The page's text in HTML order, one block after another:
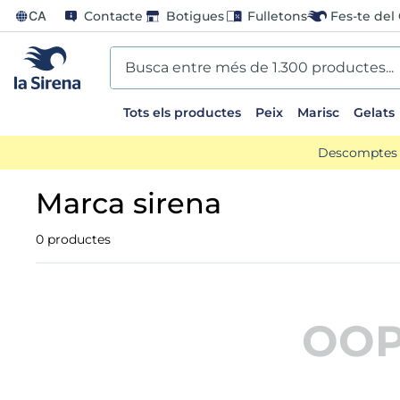
CA Contacte Botigues Fulletons Fes-te del
Busca entre més de 1.300 productes...
Tots els productes Peix Marisc Gelats
marca sirena
0 productes
SEARCHES